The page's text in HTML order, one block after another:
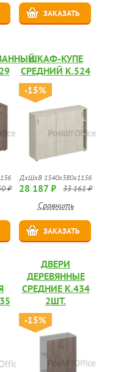
ЗАКАЗАТЬ
₽
ШКАФ-КУПЕ
СРЕДНИЙ К.524
-15%
ДхШхВ 1540x380x1156
28 187 ₽ 33 161 ₽
Сравнить
ЗАКАЗАТЬ
ДВЕРИ
ДЕРЕВЯННЫЕ
СРЕДНИЕ К.434
2ШТ.
-15%